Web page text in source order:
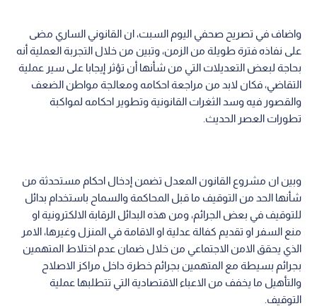
واضاف في تصريح صحفي اليوم السبت، ان القانوني الساري مضى
على نفاذه فترة طويلة من الزمن، وتبين من خلال التجربة العملية أنه
بحاجة لبعض التعديلات التي من شأنها أن تؤثر إيجابا على سير عملية
التقاضي، فكان لابد من مراجعة احكامه ومعالجة مواطن الضعف
والقصور فيه وسد الثغرات القانونية وتطوير احكامه لمواكبة
تطورات العصر الحديث.
وبين ان مشروع القانون المعدل تضمن إدخال احكام مستحدثة من
شأنها الحد من التوقيف ما قبل المحاكمة والسماح باستخدام بدائل
للتوقيف في بعض الجرائم، ومن هذه البدائل الرقابة الالكترونية او
منع السفر او تقديم كفالة عدلية او الاقامة في المنزل وغيرها، الامر
الذي يحقق الامن الاجتماعي من خلال ضمان عدم اختلاط المتهمين
بجرائم بسيطة مع المتهمين بجرائم خطرة داخل مراكز الاصلاح
والتأهيل ما يخفف من الاعباء الاقتصادية التي تتطلبها عملية
التوقيف.